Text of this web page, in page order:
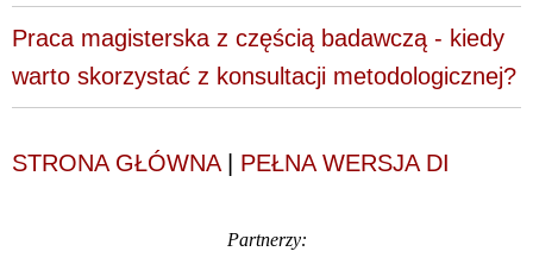
Praca magisterska z częścią badawczą - kiedy
warto skorzystać z konsultacji metodologicznej?
STRONA GŁÓWNA| PEŁNA WERSJA DI
Partnerzy: